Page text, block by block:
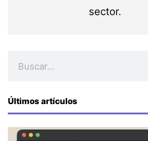
sector.
Últimos artículos